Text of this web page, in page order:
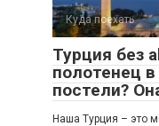
Куда поехать
Турция без
полотенец
постели?
Наша Турция – это